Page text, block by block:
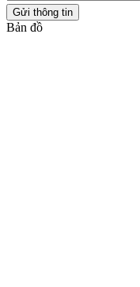
Gửi thông tin
Bản đồ